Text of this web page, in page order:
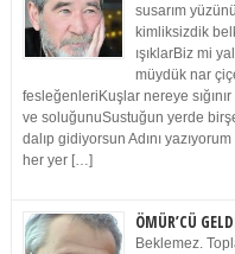
susarım
kimliksizdik
ışıklarBiz mi
müydük nar
fesleğenleriKuşlar nereye
ve soluğunuSustuğun yerde
dalıp gidiyorsun Adını
her yer […]
ÖMÜR’CÜ
Beklemez.